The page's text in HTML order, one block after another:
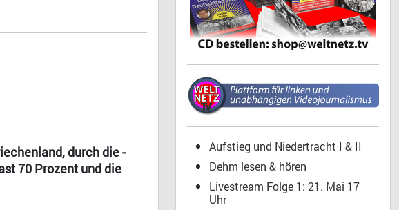
durch die -
70 Prozent und die
Aufstieg und Niedertracht I & II
Dehm lesen & hören
Livestream Folge 1: 21. Mai 17
Uhr